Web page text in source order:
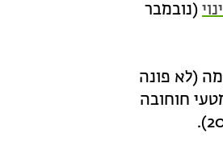
(נובמבר
(לא פונה
עובר בין מטעי חוחובה